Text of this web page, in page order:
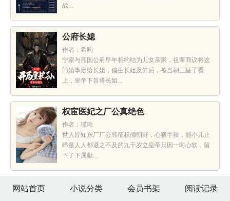
战...
公府长媳
作者：希昀
宁家与燕国公府早年相约结为儿女亲家，祖辈商议将这
门婚事定给长姐，偏生长姐及笄后，被当朝三皇子看
上，皇帝下旨将长姐...
权宦医妃之厂公真绝色
作者：瑾瑜
世人皆知东厂厂公韩征权倾朝野，心狠手辣，能小儿止
啼是人人都避之不及的九千岁立皇帝只因一时心软，留
下了下属献...
网站首页 小说分类 会员书架 阅读记录